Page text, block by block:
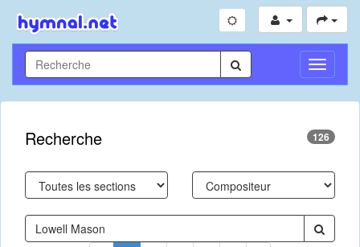
Toggle
Recherche 126